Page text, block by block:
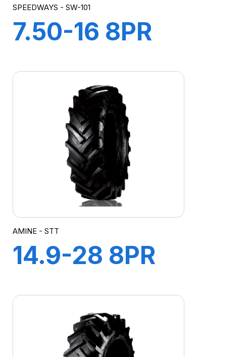
SPEEDWAYS - SW-101
7.50-16 8PR
AMINE - STT
14.9-28 8PR